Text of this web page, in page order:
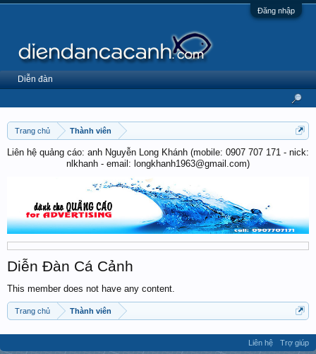
Đăng nhập
Trang chủ Thành viên
Liên hệ quảng cáo: anh Nguyễn Long Khánh (mobile: 0907 707 171 - nick:
nlkhanh - email: longkhanh1963@gmail.com)
Diễn Đàn Cá Cảnh
This member does not have any content.
Trang chủ Thành viên
Diễn đàn
Liên hệ
Trợ giúp